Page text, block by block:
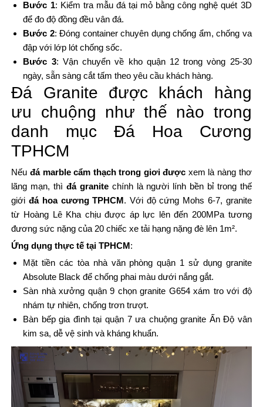
Bước 1: Kiểm tra mẫu đá tại mỏ bằng công nghệ quét 3D
để đo độ đồng đều vân đá.
Bước 2: Đóng container chuyên dụng chống ẩm, chống va
đập với lớp lót chống sốc.
Bước 3: Vận chuyển về kho quận 12 trong vòng 25-30
ngày, sẵn sàng cắt tấm theo yêu cầu khách hàng.
Đá Granite được khách hàng
ưu chuộng như thế nào trong
danh mục Đá Hoa Cương
TPHCM
Nếuđá marble cẩm thạch trong giơi được xem là nàng thơ
lãng mạn, thì đá granitechính là người lính bền bỉ trong thế
giớiđá hoa cương TPHCM. Với độ cứng Mohs 6-7, granite
từ Hoàng Lê Kha chịu được áp lực lên đến 200MPa tương
đương sức nặng của 20 chiếc xe tải hạng nặng đè lên 1m².
Ứng dụng thực tế tại TPHCM:
Mặt tiền các tòa nhà văn phòng quận 1 sử dụng granite
Absolute Black để chống phai màu dưới nắng gắt.
Sàn nhà xưởng quận 9 chọn granite G654 xám tro với độ
nhám tự nhiên, chống trơn trượt.
Bàn bếp gia đình tại quận 7 ưa chuộng granite Ấn Độ vân
kim sa, dễ vệ sinh và kháng khuẩn.